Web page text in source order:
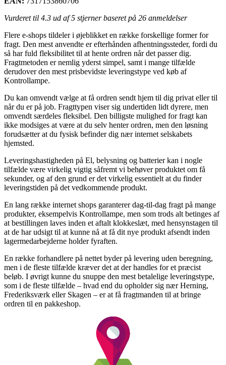
Vurderet til 4.3 ud af 5 stjerner baseret på 26 anmeldelser
Flere e-shops tildeler i øjeblikket en række forskellige former for
fragt. Den mest anvendte er efterhånden afhentningssteder, fordi du
så har fuld fleksibilitet til at hente ordren når det passer dig.
Fragtmetoden er nemlig yderst simpel, samt i mange tilfælde
derudover den mest prisbevidste leveringstype ved køb af
Kontrollampe.
Du kan omvendt vælge at få ordren sendt hjem til dig privat eller til
når du er på job. Fragttypen viser sig undertiden lidt dyrere, men
omvendt særdeles fleksibel. Den billigste mulighed for fragt kan
ikke modsiges at være at du selv henter ordren, men den løsning
forudsætter at du fysisk befinder dig nær internet selskabets
hjemsted.
Leveringshastigheden på El, belysning og batterier kan i nogle
tilfælde være virkelig vigtig såfremt vi behøver produktet om få
sekunder, og af den grund er det virkelig essentielt at du finder
leveringstiden på det vedkommende produkt.
En lang række internet shops garanterer dag-til-dag fragt på mange
produkter, eksempelvis Kontrollampe, men som trods alt betinges af
at bestillingen laves inden et aftalt klokkeslæt, med hensynstagen til
at de har udsigt til at kunne nå at få dit nye produkt afsendt inden
lagermedarbejderne holder fyraften.
En række forhandlere på nettet byder på levering uden beregning,
men i de fleste tilfælde kræver det at der handles for et præcist
beløb. I øvrigt kunne du snuppe den mest betalelige leveringstype,
som i de fleste tilfælde – hvad end du opholder sig nær Herning,
Frederiksværk eller Skagen – er at få fragtmanden til at bringe
ordren til en pakkeshop.